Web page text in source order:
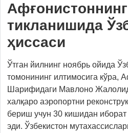
Афғонистоннинг
тикланишида
ҳиссаси
Ўтган йилнинг ноябрь ойида
томонининг илтимосига кўра,
Шарифидаги Мавлоно
халқаро аэропортни
бериш учун 30 кишидан иборат
эди. Ўзбекистон